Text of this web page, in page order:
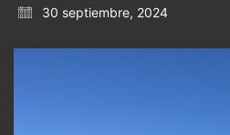
30 septiembre, 2024